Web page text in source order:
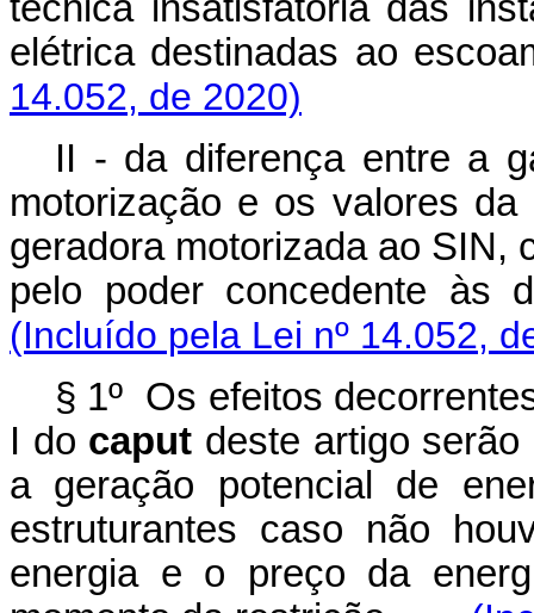
elétrica destinadas ao
14.052, de 2020)
II - da diferença entre a
motorização e os valores
geradora motorizada ao SIN,
pelo poder concedente
(Incluído pela Lei nº 14.052,
§ 1º Os efeitos
I do caput deste artigo
a geração potencial de
estruturantes caso não
energia e o preço da